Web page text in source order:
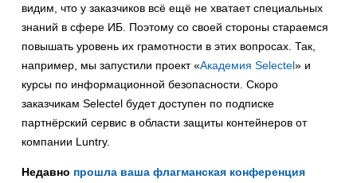
видим, что у заказчиков всё ещё не хватает специальных
знаний в сфере ИБ. Поэтому со своей стороны стараемся
повышать уровень их грамотности в этих вопросах. Так,
например, мы запустили проект «Академия Selectel» и
курсы по информационной безопасности. Скоро
заказчикам Selectel будет доступен по подписке
партнёрский сервис в области защиты контейнеров от
компании Luntry.
Недавно прошла ваша флагманская конференция